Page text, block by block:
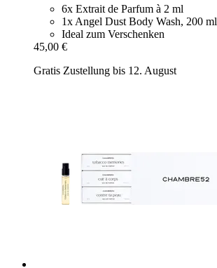
6x Extrait de Parfum à 2 ml
1x Angel Dust Body Wash, 200 ml
Ideal zum Verschenken
45,00 €
Gratis Zustellung bis 12. August